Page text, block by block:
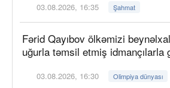
03.08.2026, 16:35 Şahmat
Fərid Qayıbov ölkəmizi
uğurla təmsil etmiş idmançılarla
03.08.2026, 16:30 Olimpiya dünyası